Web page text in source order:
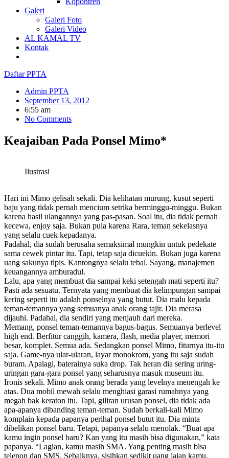
Galeri
Galeri Foto
Galeri Video
AL KAMAL TV
Kontak
Daftar PPTA
Admin PPTA
September 13, 2012
6:55 am
No Comments
Keajaiban Pada Ponsel Mimo*
Ilustrasi
Hari ini Mimo gelisah sekali. Dia kelihatan murung, kusut seperti
baju yang tidak pernah mencium setrika berminggu-minggu. Bukan
karena hasil ulangannya yang pas-pasan. Soal itu, dia tidak pernah
kecewa, enjoy saja. Bukan pula karena Rara, teman sekelasnya
yang selalu cuek kepadanya.
Padahal, dia sudah berusaha semaksimal mungkin untuk pedekate
sama cewek pintar itu. Tapi, tetap saja dicuekin. Bukan juga karena
uang sakunya tipis. Kantongnya selalu tebal. Sayang, manajemen
keuangannya amburadul.
Lalu, apa yang membuat dia sampai keki setengah mati seperti itu?
Pasti ada sesuatu. Ternyata yang membuat dia kelimpungan sampai
kering seperti itu adalah ponselnya yang butut. Dia malu kepada
teman-temannya yang semuanya anak orang tajir. Dia merasa
dijauhi. Padahal, dia sendiri yang menjauh dari mereka.
Memang, ponsel teman-temannya bagus-bagus. Semuanya berlevel
high end. Berfitur canggih, kamera, flash, media player, memori
besar, komplet. Semua ada. Sedangkan ponsel Mimo, fiturnya itu-itu
saja. Game-nya ular-ularan, layar monokrom, yang itu saja sudah
buram. Apalagi, baterainya suka drop. Tak heran dia sering uring-
uringan gara-gara ponsel yang seharusnya masuk museum itu.
Ironis sekali. Mimo anak orang berada yang levelnya menengah ke
atas. Dua mobil mewah selalu menghiasi garasi rumahnya yang
megah bak keraton itu. Tapi, giliran urusan ponsel, dia tidak ada
apa-apanya dibanding teman-teman. Sudah berkali-kali Mimo
komplain kepada papanya perihal ponsel butut itu. Dia minta
dibelikan ponsel baru. Tetapi, papanya selalu menolak. “Buat apa
kamu ingin ponsel baru? Kan yang itu masih bisa digunakan,” kata
papanya. “Lagian, kamu masih SMA. Yang penting masih bisa
telepon dan SMS. Sebaiknya, sisihkan sedikit uang jajan kamu.